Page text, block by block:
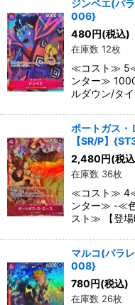
ジンベエ(パ
006}
480円(税込)
在庫数 12枚
≪コスト≫
ンター≫
ルダウン/タ
ポートガス・
【SR/P】
2,480円(税
在庫数 36枚
≪コスト≫
ンター≫ -≪
スト≫ 【登
マルコ(パラ
008}
780円(税込)
在庫数 26枚